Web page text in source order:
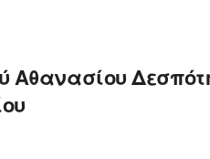
Αθανασίου